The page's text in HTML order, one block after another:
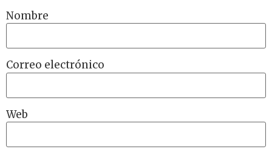
Nombre
Correo electrónico
Web